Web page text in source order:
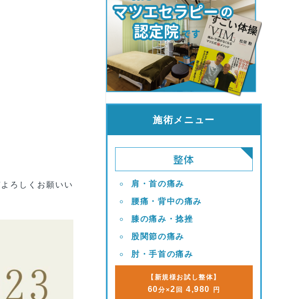
ろしくお願いい
施術メニュー
肩・首の痛み
腰痛・背中の痛み
膝の痛み・捻挫
股関節の痛み
肘・手首の痛み
【新規様お試し整体】
60分×2 回 4,980 円